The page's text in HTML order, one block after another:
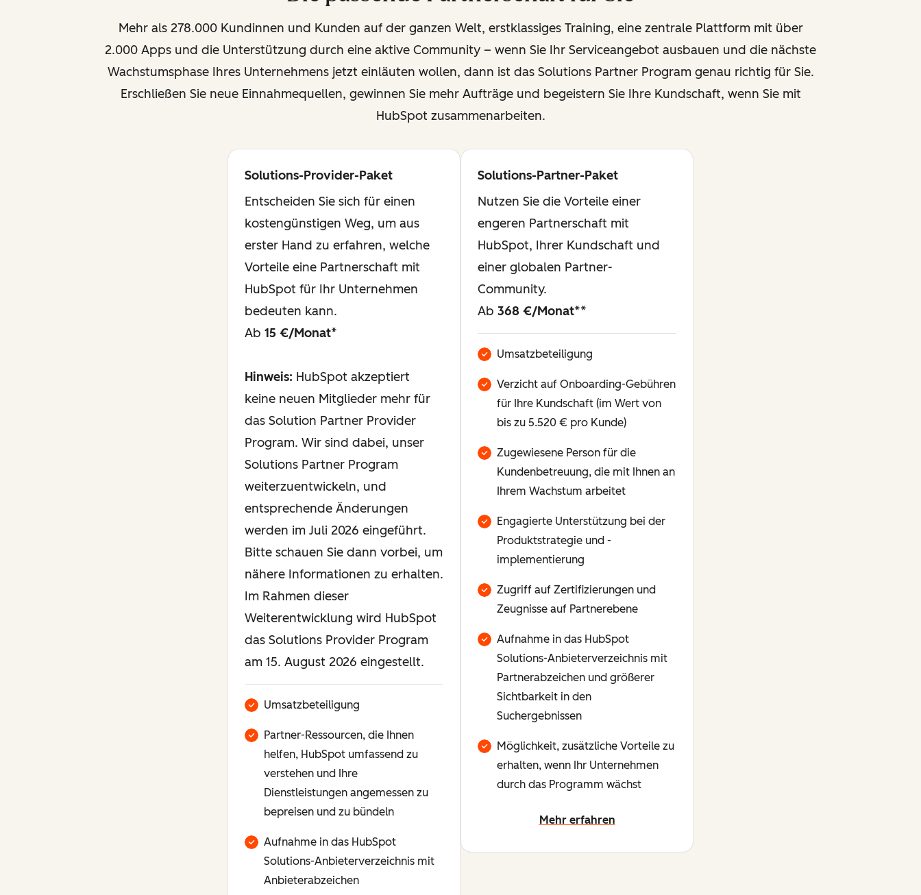
Mehr als 278.000 Kundinnen und Kunden auf der ganzen Welt, erstklassiges Training, eine zentrale Plattform mit über
2.000 Apps und die Unterstützung durch eine aktive Community – wenn Sie Ihr Serviceangebot ausbauen und die nächste
Wachstumsphase Ihres Unternehmens jetzt einläuten wollen, dann ist das Solutions Partner Program genau richtig für Sie.
Erschließen Sie neue Einnahmequellen, gewinnen Sie mehr Aufträge und begeistern Sie Ihre Kundschaft, wenn Sie mit
HubSpot zusammenarbeiten.
Solutions-Provider-Paket
Entscheiden Sie sich für einen
kostengünstigen Weg, um aus
erster Hand zu erfahren, welche
Vorteile eine Partnerschaft mit
HubSpot für Ihr Unternehmen
bedeuten kann.
Ab 15 €/Monat*
Hinweis: HubSpot akzeptiert
keine neuen Mitglieder mehr für
das Solution Partner Provider
Program. Wir sind dabei, unser
Solutions Partner Program
weiterzuentwickeln, und
entsprechende Änderungen
werden im Juli 2026 eingeführt.
Bitte schauen Sie dann vorbei, um
nähere Informationen zu erhalten.
Im Rahmen dieser
Weiterentwicklung wird HubSpot
das Solutions Provider Program
am 15. August 2026 eingestellt.
Verfügbar
Umsatzbeteiligung
Partner-Ressourcen, die Ihnen
helfen, HubSpot umfassend zu
verstehen und Ihre
Dienstleistungen angemessen zu
bepreisen und zu bündeln
Aufnahme in das HubSpot
Solutions-Anbieterverzeichnis mit
Anbieterabzeichen
Solutions-Partner-Paket
Nutzen Sie die Vorteile einer
engeren Partnerschaft mit
HubSpot, Ihrer Kundschaft und
einer globalen Partner-
Community.
Ab 368 €/Monat**
Verfügbar
Umsatzbeteiligung
Verzicht auf Onboarding-Gebühren
für Ihre Kundschaft (im Wert von
bis zu 5.520 € pro Kunde)
Zugewiesene Person für die
Kundenbetreuung, die mit Ihnen an
Ihrem Wachstum arbeitet
Engagierte Unterstützung bei der
Produktstrategie und -
implementierung
Zugriff auf Zertifizierungen und
Zeugnisse auf Partnerebene
Aufnahme in das HubSpot
Solutions-Anbieterverzeichnis mit
Partnerabzeichen und größerer
Sichtbarkeit in den
Suchergebnissen
Möglichkeit, zusätzliche Vorteile zu
erhalten, wenn Ihr Unternehmen
durch das Programm wächst
Mehr erfahren